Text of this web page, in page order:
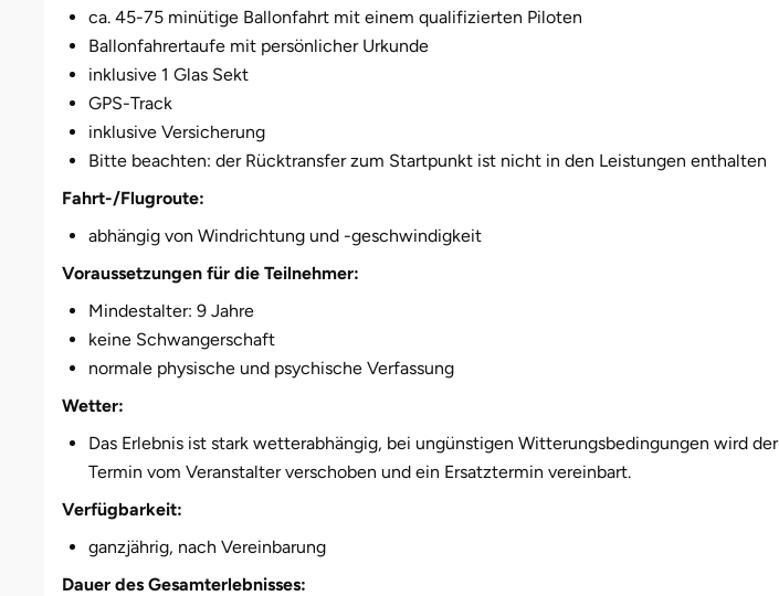
ca. 45-75 minütige Ballonfahrt mit einem qualifizierten Piloten
Ballonfahrertaufe mit persönlicher Urkunde
inklusive 1 Glas Sekt
GPS-Track
inklusive Versicherung
Bitte beachten: der Rücktransfer zum Startpunkt ist nicht in den Leistungen enthalten
Fahrt-/Flugroute:
abhängig von Windrichtung und -geschwindigkeit
Voraussetzungen für die Teilnehmer:
Mindestalter: 9 Jahre
keine Schwangerschaft
normale physische und psychische Verfassung
Wetter:
Das Erlebnis ist stark wetterabhängig, bei ungünstigen Witterungsbedingungen wird der
Termin vom Veranstalter verschoben und ein Ersatztermin vereinbart.
Verfügbarkeit:
ganzjährig, nach Vereinbarung
Dauer des Gesamterlebnisses:
Weimar
sächsische Schweiz